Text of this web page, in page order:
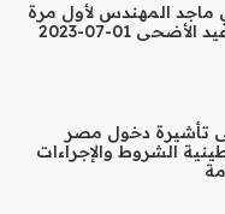
ماجد المهندس لأول مرة
01-07-2023
تأشيرة دخول مصر
الشروط والإجراءات